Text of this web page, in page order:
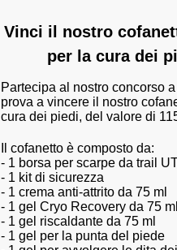
Vinci il nostro
per la cura dei
Partecipa al nostro concorso
prova a vincere il nostro
cura dei piedi, del valore di
Il cofanetto è composto da:
- 1 borsa per scarpe da trail
- 1 kit di sicurezza
- 1 crema anti-attrito da 75 ml
- 1 gel Cryo Recovery da 75 ml
- 1 gel riscaldante da 75 ml
- 1 gel per la punta del piede